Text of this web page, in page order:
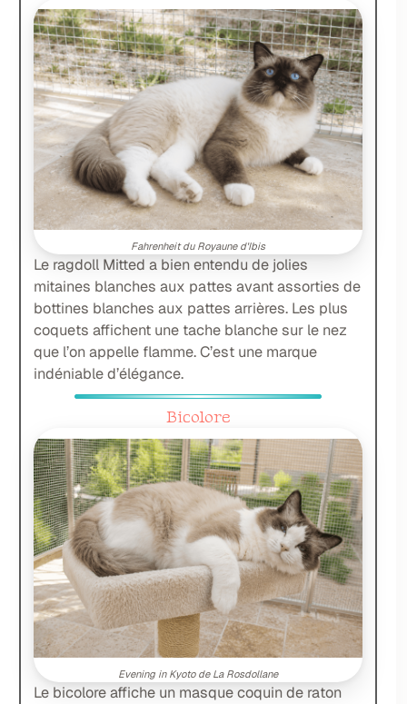
Fahrenheit du Royaune d'Ibis
Le ragdoll Mitted a bien entendu de jolies
mitaines blanches aux pattes avant assorties de
bottines blanches aux pattes arrières. Les plus
coquets affichent une tache blanche sur le nez
que l’on appelle flamme. C’est une marque
indéniable d’élégance.
Bicolore
Evening in Kyoto de La Rosdollane
Le bicolore affiche un masque coquin de raton